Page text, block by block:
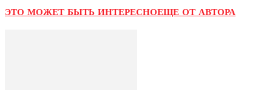
ЭТО МОЖЕТ БЫТЬ ИНТЕРЕСНОЕЩЕ ОТ АВТОРА